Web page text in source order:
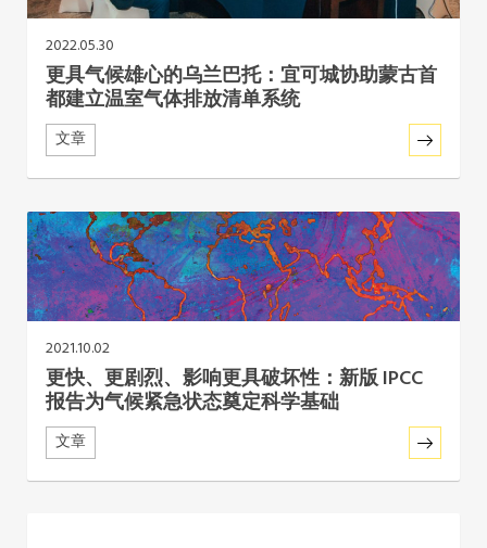
东南亚秘书处
2022.05.30
更具气候雄心的乌兰巴托：宜可城协助蒙古首
都建立温室气体排放清单系统
文章
2021.10.02
更快、更剧烈、影响更具破坏性：新版 IPCC
报告为气候紧急状态奠定科学基础
文章